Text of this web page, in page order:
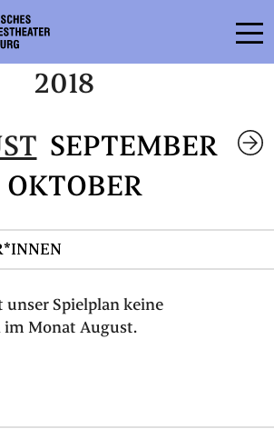
2018
SEPTEMBER
OKTOBER
Spielplan keine
Monat August.